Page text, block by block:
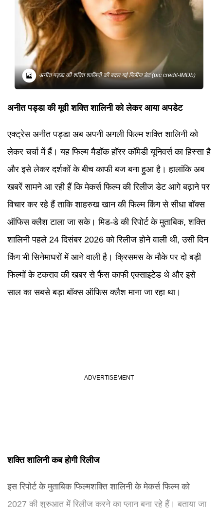
अनीत पड्डा की शक्ति शालिनी की बदल गई रिलीज डेट (pic credit-IMDb)
अनीत पड्डा की मूवी शक्ति शालिनी को लेकर आया अपडेट
एक्ट्रेस अनीत पड्डा अब अपनी अगली फिल्म शक्ति शालिनी को
लेकर चर्चा में हैं। यह फिल्म मैडॉक हॉरर कॉमेडी यूनिवर्स का हिस्सा है
और इसे लेकर दर्शकों के बीच काफी बज बना हुआ है। हालांकि अब
खबरें सामने आ रही हैं कि मेकर्स फिल्म की रिलीज डेट आगे बढ़ाने पर
विचार कर रहे हैं ताकि शाहरुख खान की फिल्म किंग से सीधा बॉक्स
ऑफिस क्लैश टाला जा सके। मिड-डे की रिपोर्ट के मुताबिक, शक्ति
शालिनी पहले 24 दिसंबर 2026 को रिलीज होने वाली थी, उसी दिन
किंग भी सिनेमाघरों में आने वाली है। क्रिसमस के मौके पर दो बड़ी
फिल्मों के टकराव की खबर से फैंस काफी एक्साइटेड थे और इसे
साल का सबसे बड़ा बॉक्स ऑफिस क्लैश माना जा रहा था।
शक्ति शालिनी कब होगी रिलीज
इस रिपोर्ट के मुताबिक फिल्मशक्ति शालिनी के मेकर्स फिल्म को
2027 की शुरुआत में रिलीज करने का प्लान बना रहे हैं। बताया जा